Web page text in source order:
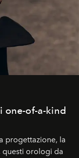
one-of-a-kind
progettazione, la
questi orologi da